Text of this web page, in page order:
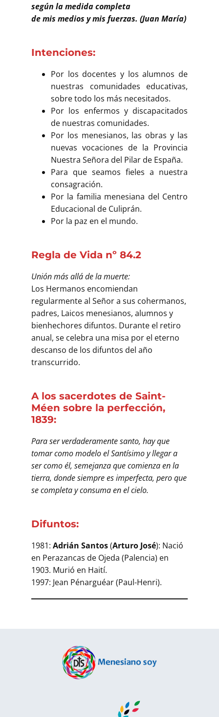
según la medida completa
de mis medios y mis fuerzas. (Juan María)
Intenciones:
Por los docentes y los alumnos de
nuestras comunidades educativas,
sobre todo los más necesitados.
Por los enfermos y discapacitados
de nuestras comunidades.
Por los menesianos, las obras y las
nuevas vocaciones de la Provincia
Nuestra Señora del Pilar de España.
Para que seamos fieles a nuestra
consagración.
Por la familia menesiana del Centro
Educacional de Culiprán.
Por la paz en el mundo.
Regla de Vida nº 84.2
Unión más allá de la muerte:
Los Hermanos encomiendan
regularmente al Señor a sus cohermanos,
padres, Laicos menesianos, alumnos y
bienhechores difuntos. Durante el retiro
anual, se celebra una misa por el eterno
descanso de los difuntos del año
transcurrido.
A los sacerdotes de Saint-
Méen sobre la perfección,
1839:
Para ser verdaderamente santo, hay que
tomar como modelo el Santísimo y llegar a
ser como él, semejanza que comienza en la
tierra, donde siempre es imperfecta, pero que
se completa y consuma en el cielo.
Difuntos:
1981: Adrián Santos(Arturo José): Nació
en Perazancas de Ojeda (Palencia) en
1903. Murió en Haití.
1997: Jean Pénarguéar (Paul-Henri).